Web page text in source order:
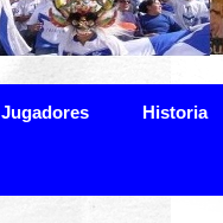
Jugadores Historia